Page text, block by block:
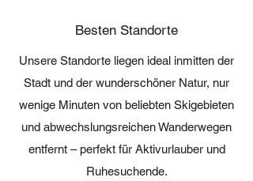
Besten Standorte
Unsere Standorte liegen ideal inmitten der
Stadt und der wunderschöner Natur, nur
wenige Minuten von beliebten Skigebieten
und abwechslungsreichen Wanderwegen
entfernt – perfekt für Aktivurlauber und
Ruhesuchende.